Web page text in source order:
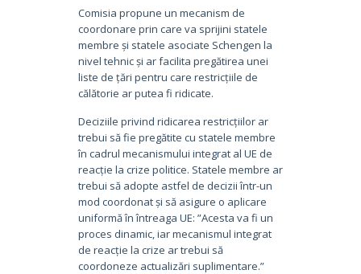
Comisia propune un mecanism de
coordonare prin care va sprijini statele
membre și statele asociate Schengen la
nivel tehnic și ar facilita pregătirea unei
liste de țări pentru care restricțiile de
călătorie ar putea fi ridicate.
Deciziile privind ridicarea restricțiilor ar
trebui să fie pregătite cu statele membre
în cadrul mecanismului integrat al UE de
reacție la crize politice. Statele membre ar
trebui să adopte astfel de decizii într-un
mod coordonat și să asigure o aplicare
uniformă în întreaga UE: ”Acesta va fi un
proces dinamic, iar mecanismul integrat
de reacție la crize ar trebui să
coordoneze actualizări suplimentare.”